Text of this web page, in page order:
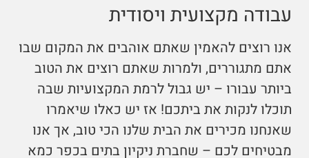
עבודה מקצועית ויסודית
אנו רוצים להאמין שאתם אוהבים את המקום שבו
אתם מתגוררים, ולמרות שאתם רוצים את הטוב
ביותר עבורו – יש גבול לרמת המקצועיות שבה
תוכלו לנקות את ביתכם! אז יש כאלו שיאמרו
שאנחנו מכירים את הבית שלנו הכי טוב, אך אנו
מבטיחים לכם – שחברת ניקיון בתים בכפר כמא